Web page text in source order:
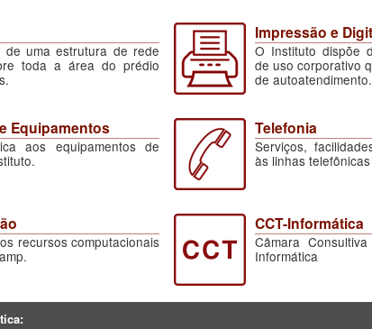
de uma estrutura de rede
toda a área do prédio
Impressão e
O Instituto dispõe
de uso corporativo
de autoatendimento.
Equipamentos
aos equipamentos de
Telefonia
Serviços,
às linhas
recursos computacionais
CCT-Informática
Câmara
Informática